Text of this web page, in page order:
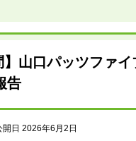
】⼭⼝パッツファ
告
日 2026年6月2日